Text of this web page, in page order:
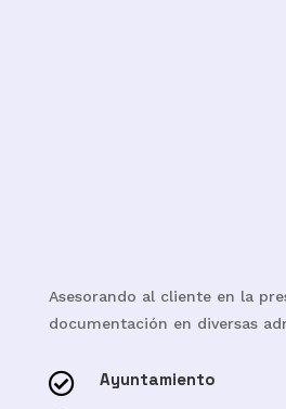
Asesorando al cliente en la
documentación en diversas
 Ayuntamiento